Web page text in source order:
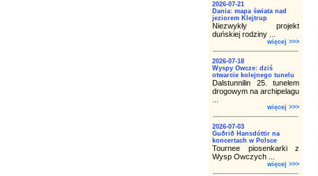
2026-07-21
Dania: mapa świata nad
jeziorem Klejtrup
Niezwykły projekt
duńskiej rodziny ...
więcej >>>
2026-07-18
Wyspy Owcze: dziś
otwarcie kolejnego tunelu
Dalstunnilin 25. tunelem
drogowym na archipelagu
więcej >>>
2026-07-03
Guðrið Hansdóttir na
koncertach w Polsce
Tournee piosenkarki z
Wysp Owczych ...
więcej >>>